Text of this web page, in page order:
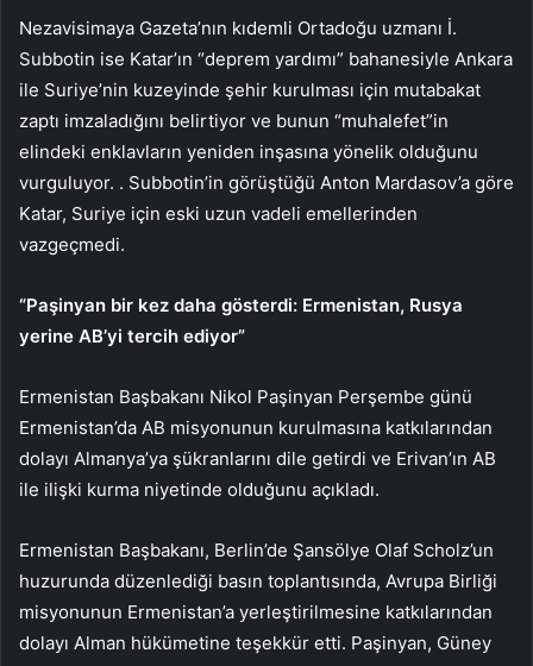
Nezavisimaya Gazeta’nın kıdemli Ortadoğu uzmanı İ.
Subbotin ise Katar’ın “deprem yardımı” bahanesiyle Ankara
ile Suriye’nin kuzeyinde şehir kurulması için mutabakat
zaptı imzaladığını belirtiyor ve bunun “muhalefet”in
elindeki enklavların yeniden inşasına yönelik olduğunu
vurguluyor. . Subbotin’in görüştüğü Anton Mardasov’a göre
Katar, Suriye için eski uzun vadeli emellerinden
vazgeçmedi.
“Paşinyan bir kez daha gösterdi: Ermenistan, Rusya
yerine AB’yi tercih ediyor”
Ermenistan Başbakanı Nikol Paşinyan Perşembe günü
Ermenistan’da AB misyonunun kurulmasına katkılarından
dolayı Almanya’ya şükranlarını dile getirdi ve Erivan’ın AB
ile ilişki kurma niyetinde olduğunu açıkladı.
Ermenistan Başbakanı, Berlin’de Şansölye Olaf Scholz’un
huzurunda düzenlediği basın toplantısında, Avrupa Birliği
misyonunun Ermenistan’a yerleştirilmesine katkılarından
dolayı Alman hükümetine teşekkür etti. Paşinyan, Güney